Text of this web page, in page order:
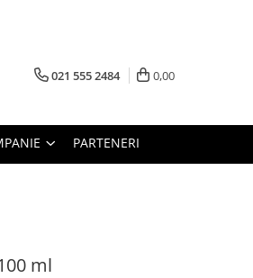
021 555 2484 0,00
PARTENERI
ml